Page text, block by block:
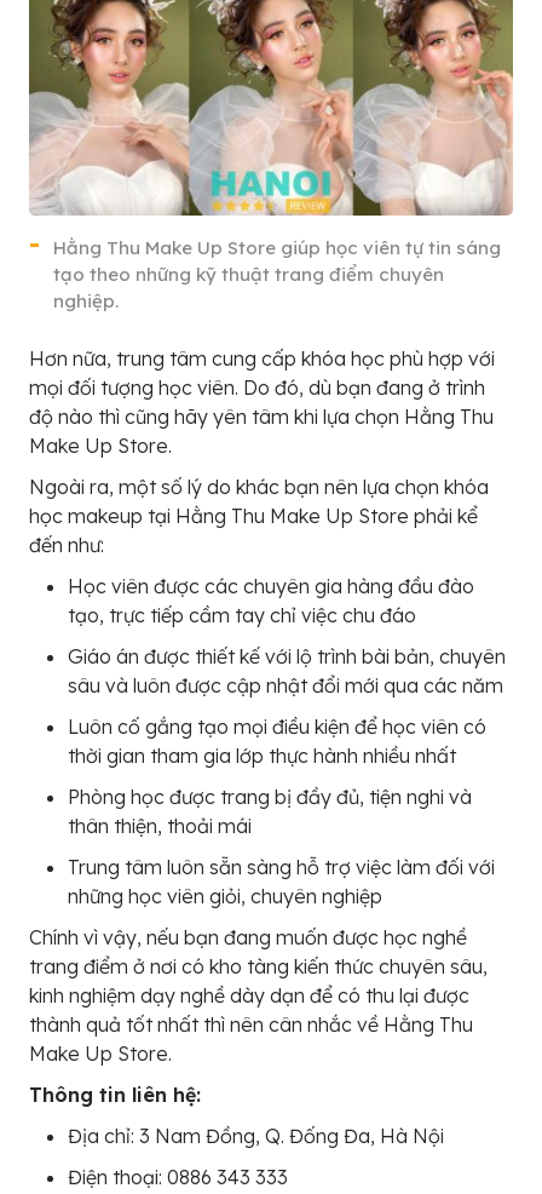
Hằng Thu Make Up Store giúp học viên tự tin sáng
tạo theo những kỹ thuật trang điểm chuyên
nghiệp.
Hơn nữa, trung tâm cung cấp khóa học phù hợp với
mọi đối tượng học viên. Do đó, dù bạn đang ở trình
độ nào thì cũng hãy yên tâm khi lựa chọn Hằng Thu
Make Up Store.
Ngoài ra, một số lý do khác bạn nên lựa chọn khóa
học makeup tại Hằng Thu Make Up Store phải kể
đến như:
Học viên được các chuyên gia hàng đầu đào
tạo, trực tiếp cầm tay chỉ việc chu đáo
Giáo án được thiết kế với lộ trình bài bản, chuyên
sâu và luôn được cập nhật đổi mới qua các năm
Luôn cố gắng tạo mọi điều kiện để học viên có
thời gian tham gia lớp thực hành nhiều nhất
Phòng học được trang bị đầy đủ, tiện nghi và
thân thiện, thoải mái
Trung tâm luôn sẵn sàng hỗ trợ việc làm đối với
những học viên giỏi, chuyên nghiệp
Chính vì vậy, nếu bạn đang muốn được học nghề
trang điểm ở nơi có kho tàng kiến thức chuyên sâu,
kinh nghiệm dạy nghề dày dạn để có thu lại được
thành quả tốt nhất thì nên cân nhắc về Hằng Thu
Make Up Store.
Thông tin liên hệ:
Địa chỉ: 3 Nam Đồng, Q. Đống Đa, Hà Nội
Điện thoại: 0886 343 333